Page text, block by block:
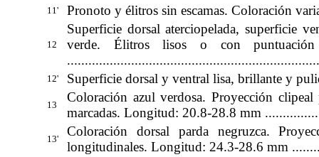
11' Pronoto y élitros sin escamas. Coloración
12
Superficie dorsal aterciopelada, superficie
verde. Élitros lisos o con
......
12' Superficie dorsal y ventral lisa, brillante y
13
Coloración azul verdosa. Proyección
marcadas. Longitud: 20.8-28.8 mm
13'
Coloración dorsal parda negruzca.
longitudinales. Longitud: 24.3-28.6 mm